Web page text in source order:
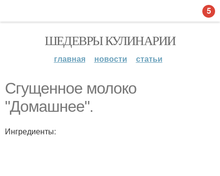
ШЕДЕВРЫ КУЛИНАРИИ
главная новости статьи
Сгущенное молоко
"Домашнее".
Ингредиенты:
5